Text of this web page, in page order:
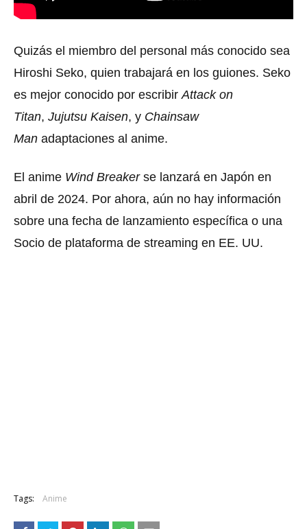
Quizás el miembro del personal más conocido sea
Hiroshi Seko, quien trabajará en los guiones. Seko
es mejor conocido por escribirAttack on
Titan, Jujutsu Kaisen, y Chainsaw
Man adaptaciones al anime.
El anime Wind Breakerse lanzará en Japón en
abril de 2024. Por ahora, aún no hay información
sobre una fecha de lanzamiento específica o una
Socio de plataforma de streaming en EE. UU.
Tags: Anime